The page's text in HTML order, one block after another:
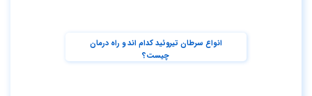
انواع سرطان تیروئید کدام اند و راه درمان
چیست؟